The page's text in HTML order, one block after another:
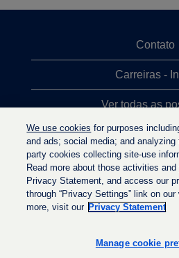
Contato
Carreiras -
Ver todas as
Posições mais
Política de
r
We use cookies for purposes
and ads; social media; and
party cookies collecting site-use
Read more about those activities
Privacy Statement, and access our
through “Privacy Settings” link on our
more, visit our Privacy Statement
Manage cookie